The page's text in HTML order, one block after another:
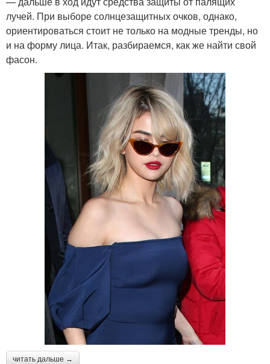
лучей. При выборе солнцезащитных очков, однако,
ориентироваться стоит не только на модные тренды, но
и на форму лица. Итак, разбираемся, как же найти свой
фасон.
читать дальше →